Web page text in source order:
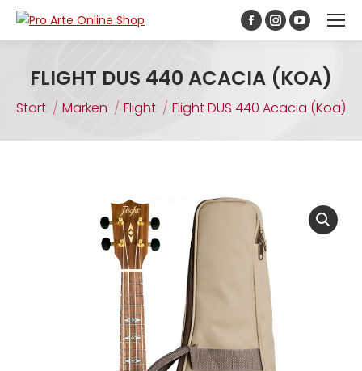
springen
FLIGHT DUS 440 ACACIA (KOA)
Sie befinden sich hier:
Start Marken Flight Flight DUS 440 Acacia (Koa)